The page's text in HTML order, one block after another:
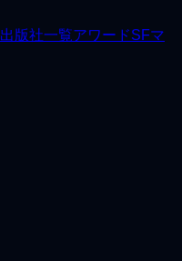
出版社一覧アワードSFマ